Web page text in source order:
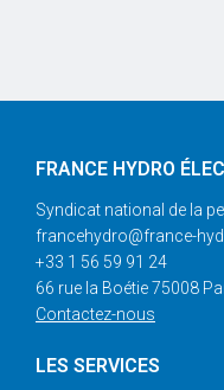
FRANCE HYDRO
Syndicat national de la
francehydro@france-
+33 1 56 59 91 24
66 rue la Boétie 75008
Contactez-nous
LES SERVICES